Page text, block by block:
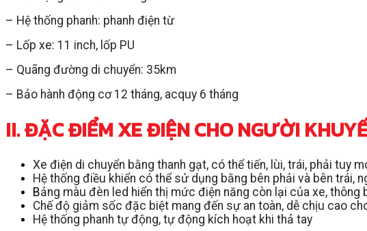
– Hệ thống phanh: phanh điện từ
– Lốp xe: 11 inch, lốp PU
– Quãng đường di chuyển: 35km
– Bảo hành động cơ 12 tháng, acquy 6 tháng
II. ĐẶC ĐIỂM XE ĐIỆN CHO NGƯỜI
Xe điện di chuyển bằng thanh gạt, có thể tiến, lùi, trái, phải tuy
Hệ thống điều khiển có thể sử dụng bằng bên phải và bên trái,
Bảng màu đèn led hiển thị mức điện năng còn lại của xe, thông
Chế độ giảm sốc đặc biệt mang đến sự an toàn, dễ chịu cao
Hệ thống phanh tự động, tự động kích hoạt khi thả tay